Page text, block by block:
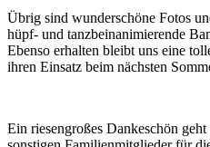
Übrig sind wunderschöne Fotos
hüpf- und tanzbeinanimierende
Ebenso erhalten bleibt uns eine
ihren Einsatz beim nächsten
Ein riesengroßes Dankeschön